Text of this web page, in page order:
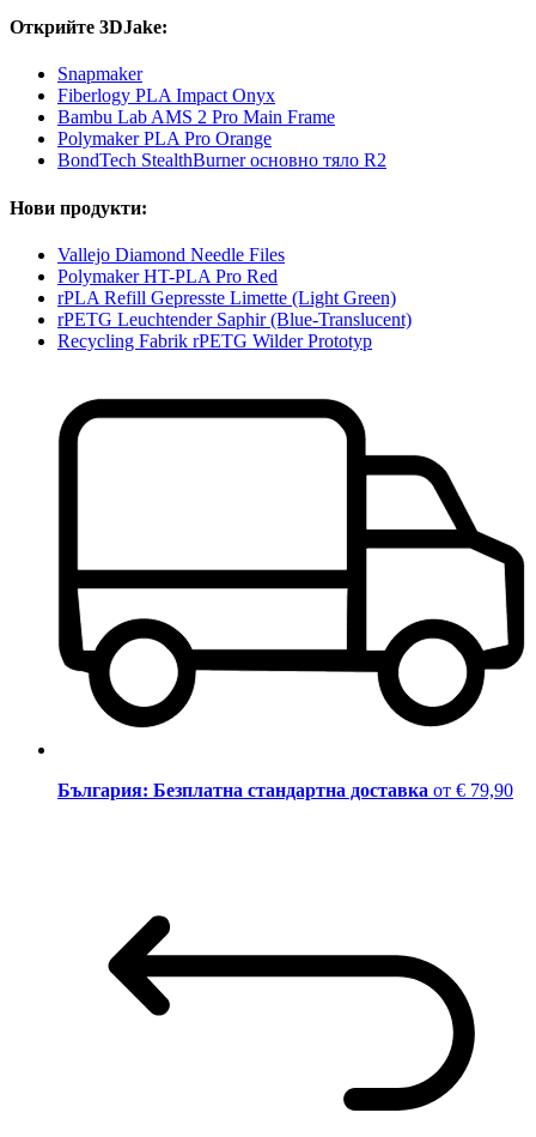
Открийте 3DJake:
Snapmaker
Fiberlogy PLA Impact Onyx
Bambu Lab AMS 2 Pro Main Frame
Polymaker PLA Pro Orange
BondTech StealthBurner основно тяло R2
Нови продукти:
Vallejo Diamond Needle Files
Polymaker HT-PLA Pro Red
rPLA Refill Gepresste Limette (Light Green)
rPETG Leuchtender Saphir (Blue-Translucent)
Recycling Fabrik rPETG Wilder Prototyp
България: Безплатна стандартна доставка от € 79,90